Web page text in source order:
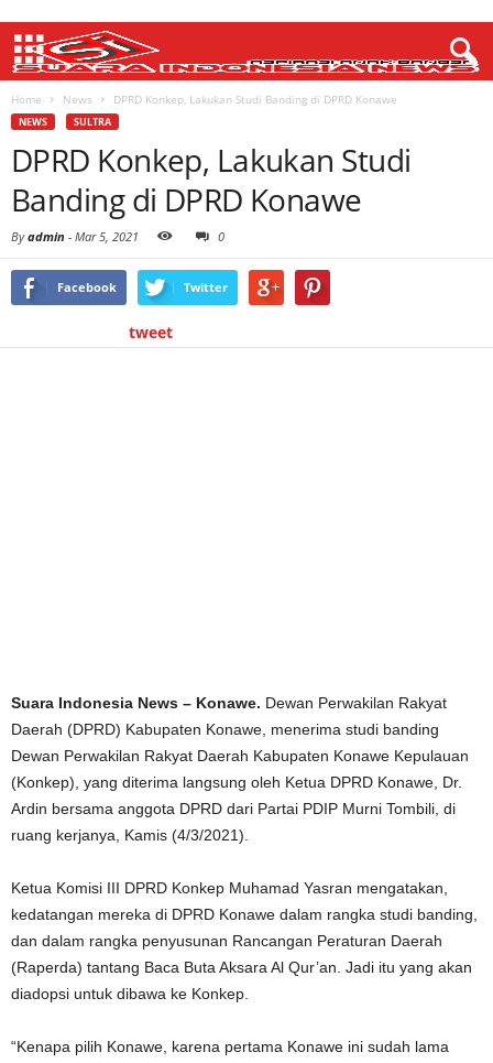
Home News DPRD Konkep, Lakukan Studi Banding di DPRD Konawe
NEWS SULTRA
DPRD Konkep, Lakukan Studi
Banding di DPRD Konawe
Byadmin - Mar 5, 2021 0
Facebook Twitter
tweet
Suara Indonesia News – Konawe. Dewan Perwakilan Rakyat
Daerah (DPRD) Kabupaten Konawe, menerima studi banding
Dewan Perwakilan Rakyat Daerah Kabupaten Konawe Kepulauan
(Konkep), yang diterima langsung oleh Ketua DPRD Konawe, Dr.
Ardin bersama anggota DPRD dari Partai PDIP Murni Tombili, di
ruang kerjanya, Kamis (4/3/2021).
Ketua Komisi III DPRD Konkep Muhamad Yasran mengatakan,
kedatangan mereka di DPRD Konawe dalam rangka studi banding,
dan dalam rangka penyusunan Rancangan Peraturan Daerah
(Raperda) tantang Baca Buta Aksara Al Qur’an. Jadi itu yang akan
diadopsi untuk dibawa ke Konkep.
“Kenapa pilih Konawe, karena pertama Konawe ini sudah lama